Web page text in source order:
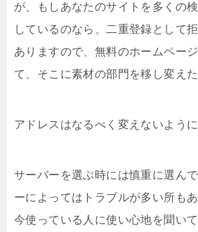
が、もしあなたのサイトを多くの
しているのなら、二重登録として
ありますので、無料のホームペー
て、そこに素材の部門を移し変え
アドレスはなるべく変えないように
サーバーを選ぶ時には慎重に選ん
ーによってはトラブルが多い所も
今使っている人に使い心地を聞い